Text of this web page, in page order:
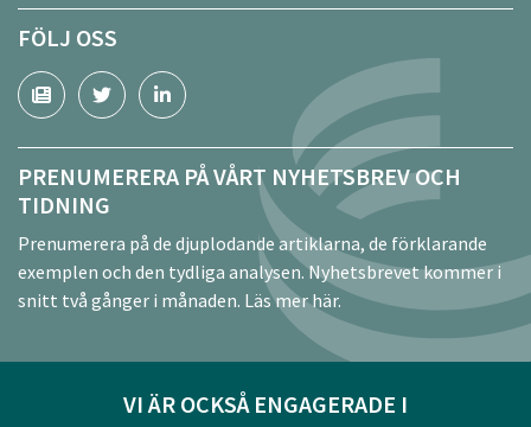
FÖLJ OSS
PRENUMERERA PÅ VÅRT NYHETSBREV OCH
TIDNING
Prenumerera på de djuplodande artiklarna, de förklarande
exemplen och den tydliga analysen. Nyhetsbrevet kommer i
snitt två gånger i månaden. Läs mer här.
VI ÄR OCKSÅ ENGAGERADE I